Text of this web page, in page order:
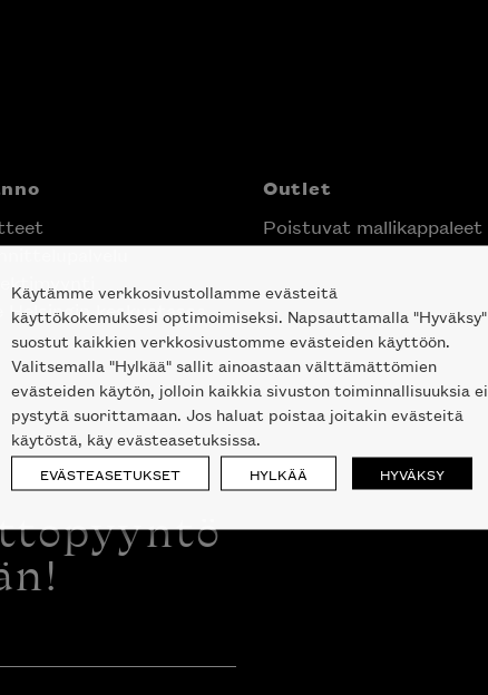
Helsingin keskustassa
Outlet
Poistuvat mallikappaleet
Käytämme verkkosivustollamme evästeitä
käyttökokemuksesi optimoimiseksi. Napsauttamalla "Hyväksy"
suostut kaikkien verkkosivustomme evästeiden käyttöön.
Valitsemalla "Hylkää" sallit ainoastaan välttämättömien
evästeiden käytön, jolloin kaikkia sivuston toiminnallisuuksia ei
pystytä suorittamaan. Jos haluat poistaa joitakin evästeitä
käytöstä, käy evästeasetuksissa.
EVÄSTEASETUKSET HYLKÄÄ HYVÄKSY